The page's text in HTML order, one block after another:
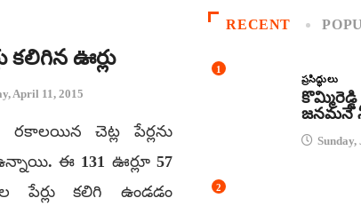
కలిగిన ఊర్లు
April 11, 2015
చెట్ల పేర్లను
ఈ 131 ఊర్లూ 57
పేర్లు కలిగి ఉండడం
RECENT
1
ప్రసిద్ధులు
జనమనే
Sunday,
2